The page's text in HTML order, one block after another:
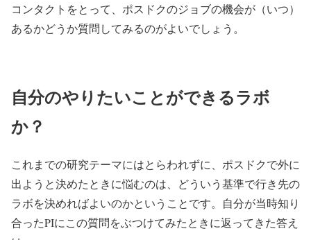
コンタクトをとって、ポスドクのジョブの機会が（いつ）
あるかどうか質問してみるのがよいでしょう。
自分のやりたいことができるラボ
か？
これまでの研究テーマにはとらわれずに、ポスドクで外に
出ようと決めたときに悩むのは、どういう基準で行き先の
ラボを決めればよいのかということです。自分が当時知り
合ったPIにこの質問をぶつけてみたときに返ってきた答え